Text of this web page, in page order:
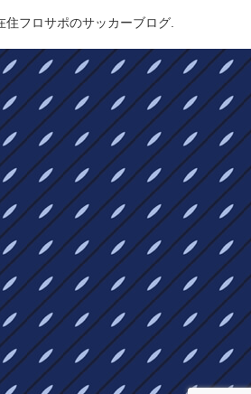
フロサポのサッカーブログ.